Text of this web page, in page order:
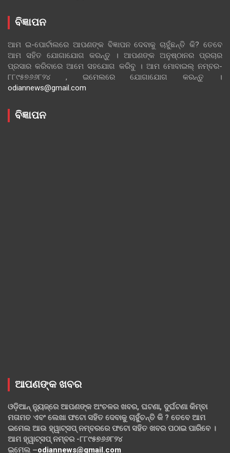
ବିଜ୍ଞାପନ
ଆମ ଇ-ପୋର୍ଟାଲରେ ଆପଣଙ୍କ ବିଜ୍ଞାପନ ଦେବାକୁ ଚାହୁଁଛନ୍ତି କି? ତେବେ
ଆମ ସହିତ ଯୋଗାଯୋଗ କରନ୍ତୁ । ଆପଣଙ୍କ ଅନୁଷ୍ଠାନର ପ୍ରଚାର
ପ୍ରସାର କରିବାରେ ଆମେ ସହଯୋଗ କରିବୁ । ଆମ ମୋବାଇଲ୍ ନମ୍ବର-
୮୮୯୫୭୬୬୮୨୪ , ଇମେଲରେ ଯୋଗାଯୋଗ କରନ୍ତୁ ।
odiannews@gmail.com
ବିଜ୍ଞାପନ
ଆପଣଙ୍କ ଖବର
ଓଡ଼ିଆନ୍ ନ୍ୟୁଜ୍‌ରେ ଆପଣଙ୍କ ଅଂଚଳର ଖବର, ଘଟଣା, ଦୁର୍ଘଟଣା କିମ୍ବା
ମତାମତ ଏବଂ ଲେଖା ଫଟୋ ସହିତ ଦେବାକୁ ଚାହୁଁଚନ୍ତି କି ? ତେବେ ଆମ
ଇମେଲ ଆଉ ହ୍ୱାଟ୍‌ସପ୍ ନମ୍ବରରେ ଫଟୋ ସହିତ ଖବର ପଠାଇ ପାରିବେ ।
ଆମ ହ୍ୱାଟ୍‌ସପ୍ ନମ୍ବର -୮୮୯୫୭୬୬୮୨୪
ଇମେଲ –odiannews@gmail.com